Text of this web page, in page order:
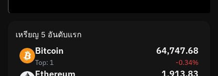
เหรียญ 5 อันดับแรก
Bitcoin
Top: 1
64,747.68
-0.34%